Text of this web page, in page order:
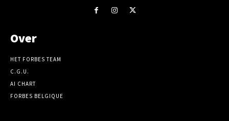
Over
HET FORBES TEAM
C.G.U.
AI CHART
FORBES BELGIQUE